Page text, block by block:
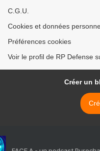
C.G.U.
Cookies et données
Préférences cookies
Voir le profil de RP Defense
Créer un